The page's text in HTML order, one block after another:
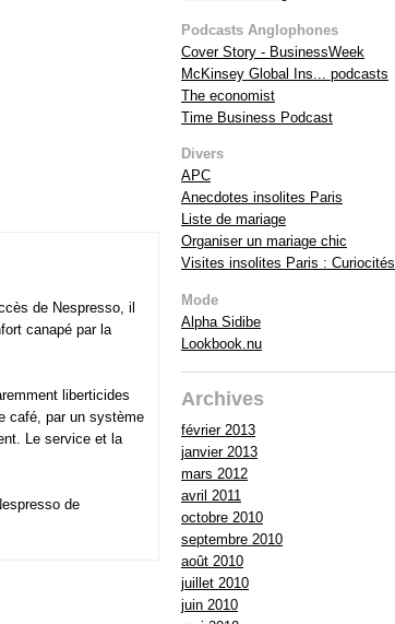
de Nespresso, il
canapé par la
liberticides
café, par un système
Le service et la
de
Podcasts Anglophones
Cover Story - BusinessWeek
McKinsey Global Ins... podcasts
The economist
Time Business Podcast
Divers
APC
Anecdotes insolites Paris
Liste de mariage
Organiser un mariage chic
Visites insolites Paris : Curiocités
Mode
Alpha Sidibe
Lookbook.nu
Archives
février 2013
janvier 2013
mars 2012
avril 2011
octobre 2010
septembre 2010
août 2010
juillet 2010
juin 2010